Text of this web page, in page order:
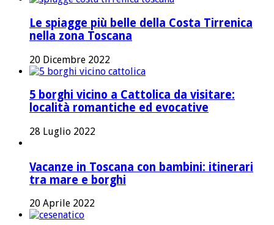
Le spiagge più belle della Costa Tirrenica
nella zona Toscana
20 Dicembre 2022
5 borghi vicino a Cattolica da visitare:
località romantiche ed evocative
28 Luglio 2022
Vacanze in Toscana con bambini: itinerari
tra mare e borghi
20 Aprile 2022